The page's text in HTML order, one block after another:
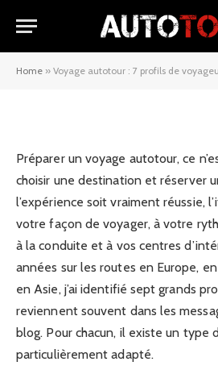
Home » Voyage autotour : 7 profils de voyageurs
voyageurs et
pour chacun
Préparer un voyage autotour, ce
choisir une destination et réserver
l’expérience soit vraiment réussie,
votre façon de voyager, à votre
à la conduite et à vos centres
années sur les routes en Europe,
en Asie, j’ai identifié sept grands
reviennent souvent dans les
blog. Pour chacun, il existe un type
particulièrement adapté.